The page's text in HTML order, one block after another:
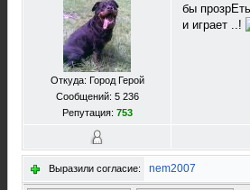
Откуда: Город Герой
Сообщений: 5 236
Репутация: 753
бы
и играет ..!
Выразили согласие: nem2007